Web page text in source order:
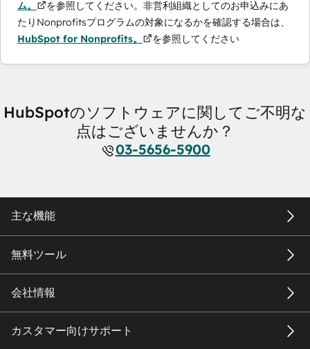
ム。
を参照してください。非営利組織としてのお申込みにあ
たりNonprofitsプログラムの対象になるかを確認する場合は、
HubSpot for Nonprofits。
を参照してください
HubSpotのソフトウェアに関してご不明な
点はございませんか？
03-5656-5900
主な機能
無料ツール
会社情報
カスタマー向けサポート